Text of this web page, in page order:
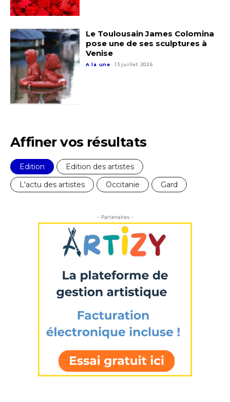
J'accepte lestermes et conditions
* Champ obligatoire
Adresse email*
Nom
Prénom
Statut / Organisation
J'accepte lestermes et conditions
* Champ obligatoire
Le Toulousain James Colomina
pose une de ses sculptures à
Venise
A la une 13 juillet 2026
Affiner vos résultats
Edition
Edition des artistes
L'actu des artistes
Occitanie Gard
- Partenaires -